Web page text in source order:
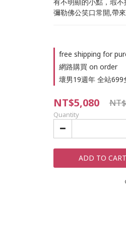
彌勒佛公笑口常開,帶
free shipping for
網路購買 on order
壞男19週年 全站
NT$5,080
Quantity
ADD TO CART